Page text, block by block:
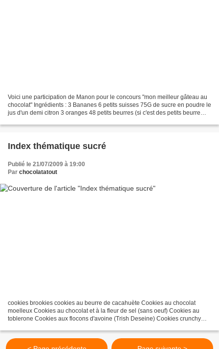
Voici une participation de Manon pour le concours "mon meilleur gâteau au
chocolat" Ingrédients : 3 Bananes 6 petits suisses 75G de sucre en poudre le
jus d'un demi citron 3 oranges 48 petits beurres (si c'est des petits beurre
Index thématique sucré
Publié le 21/07/2009 à 19:00
Par chocolatatout
cookies brookies cookies au beurre de cacahuète Cookies au chocolat
moelleux Cookies au chocolat et à la fleur de sel (sans oeuf) Cookies au
toblerone Cookies aux flocons d'avoine (Trish Deseine) Cookies crunchy